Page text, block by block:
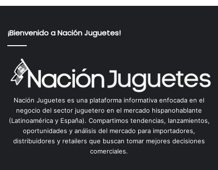
¡Bienvenido a Nación Juguetes!
Nación Juguetes es una plataforma informativa enfocada en el
negocio del sector juguetero en el mercado hispanohablante
(Latinoamérica y España). Compartimos tendencias, lanzamientos,
oportunidades y análisis del mercado para importadores,
distribuidores y retailers que buscan tomar mejores decisiones
comerciales.